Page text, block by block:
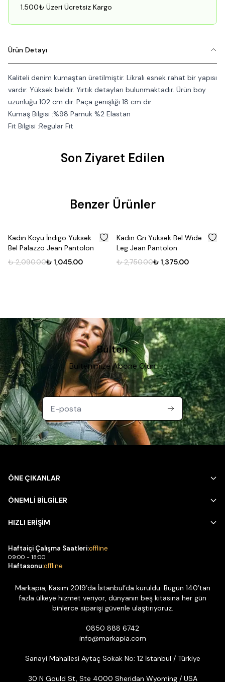
1.500₺ Üzeri Ücretsiz Kargo
Ürün Detayı
Kaliteli denim kumaştan üretilmiştir. Likralı esnek rahat bir yapısı
vardır. Yüksek beldir. Yırtık detayları bulunmaktadır. Ürün boy
uzunluğu 102 cm dir. Paça genişliği 18 cm dir.
Kumaş Bilgisi :%98 Pamuk %2 Elastan
Fit Bilgisi :Regular Fit
Son Ziyaret Edilen
Benzer Ürünler
% 50
Kadın Koyu İndigo Yüksek
Bel Palazzo Jean Pantolon
₺ 2,090.00₺ 1,045.00
% 50
Kadın Gri Yüksek Bel Wide
Leg Jean Pantolon
₺ 2,750.00₺ 1,375.00
Bülten
Bültenimize Abone Olun
ÖNE ÇIKANLAR
ÖNEMLİ BİLGİLER
HIZLI ERİŞİM
Haftaiçi Çalışma Saatleri:offline
09:00 - 18:00
Haftasonu:offline
Markapia, Kasım 2019’da İstanbul’da kuruldu. Bugün 140’tan
fazla ülkeye hizmet veriyor, dünyanın beş kıtasına her gün
binlerce siparişi güvenle ulaştırıyoruz.
0850 888 6742
info@markapia.com
Sanayi Mahallesi Aytaç Sokak No: 12 İstanbul / Türkiye
30 N Gould St, Ste 4000 Sheridan Wyoming / USA